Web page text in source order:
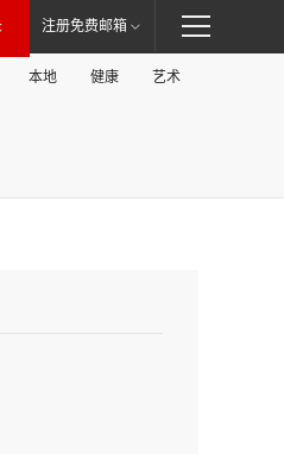
注册免费邮箱
本地 健康 艺术